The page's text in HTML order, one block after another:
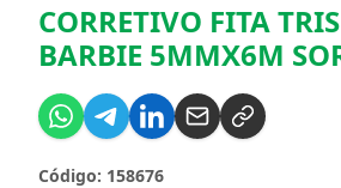
CORRETIVO FITA
BARBIE 5MMX6M
Código: 158676